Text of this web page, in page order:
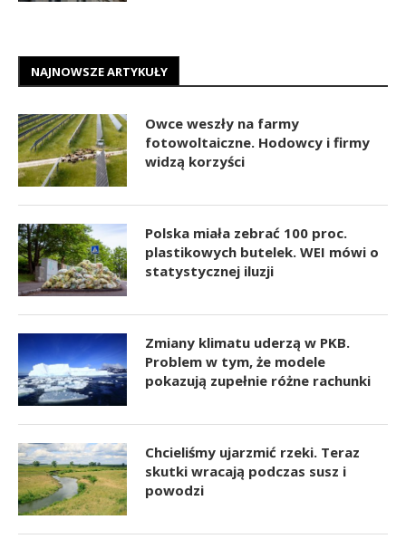
NAJNOWSZE ARTYKUŁY
Owce weszły na farmy
fotowoltaiczne. Hodowcy i firmy
widzą korzyści
Polska miała zebrać 100 proc.
plastikowych butelek. WEI mówi o
statystycznej iluzji
Zmiany klimatu uderzą w PKB.
Problem w tym, że modele
pokazują zupełnie różne rachunki
Chcieliśmy ujarzmić rzeki. Teraz
skutki wracają podczas susz i
powodzi